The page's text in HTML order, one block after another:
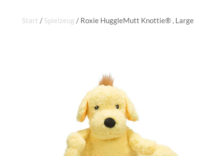
Start / Spielzeug / Roxie HuggleMutt Knottie® , Large